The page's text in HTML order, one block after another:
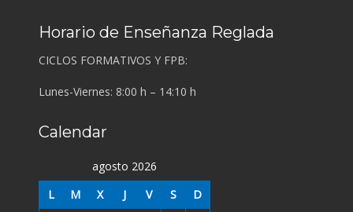
Horario de Enseñanza Reglada
CICLOS FORMATIVOS Y FPB:
Lunes-Viernes: 8:00 h – 14:10 h
Calendar
agosto 2026
L
M X J V S
D